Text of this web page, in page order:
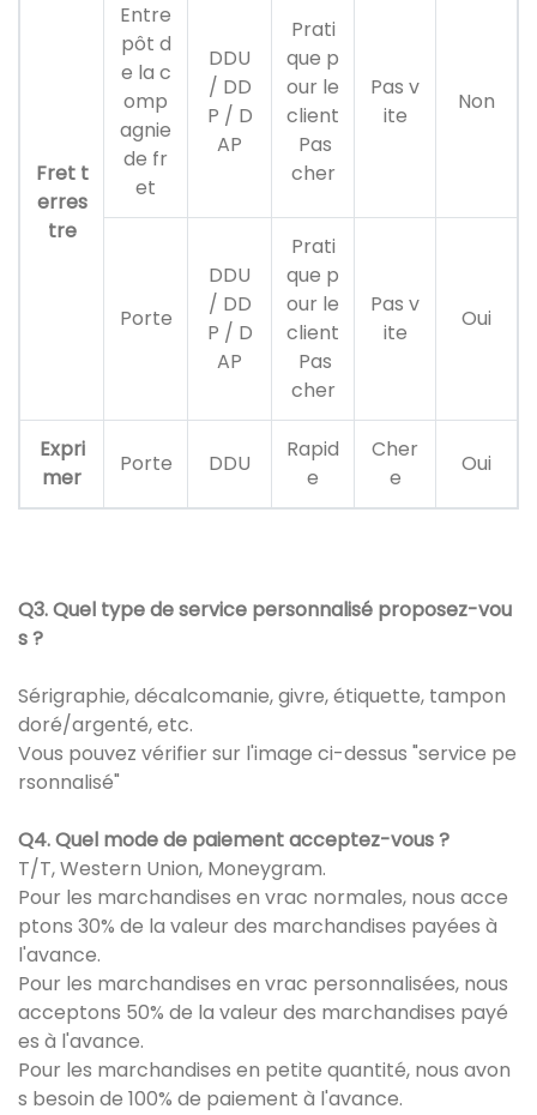
Fret t
erres
tre
Entre
pôt d
e la c
omp
agnie
de fr
et
DDU
/ DD
P / D
AP
Prati
que p
our le
client
Pas
cher
Pas v
ite
Non
Porte
DDU
/ DD
P / D
AP
Prati
que p
our le
client
Pas
cher
Pas v
ite
Oui
Expri
mer
Porte DDU
Rapid
e
Cher
e
Oui
Q3. Quel type de service personnalisé proposez-vou
s ?
Sérigraphie, décalcomanie, givre, étiquette, tampon
doré/argenté, etc.
Vous pouvez vérifier sur l'image ci-dessus "service pe
rsonnalisé"
Q4. Quel mode de paiement acceptez-vous ?
T/T, Western Union, Moneygram.
Pour les marchandises en vrac normales, nous acce
ptons 30% de la valeur des marchandises payées à
l'avance.
Pour les marchandises en vrac personnalisées, nous
acceptons 50% de la valeur des marchandises payé
es à l'avance.
Pour les marchandises en petite quantité, nous avon
s besoin de 100% de paiement à l'avance.